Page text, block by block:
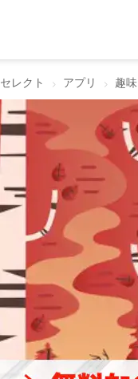
セレクト アプリ 趣